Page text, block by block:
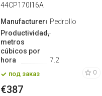
44CP170I16A
Manufacturero Pedrollo
Productividad,
metros
cúbicos por
hora
7.2
под заказ 0
€387